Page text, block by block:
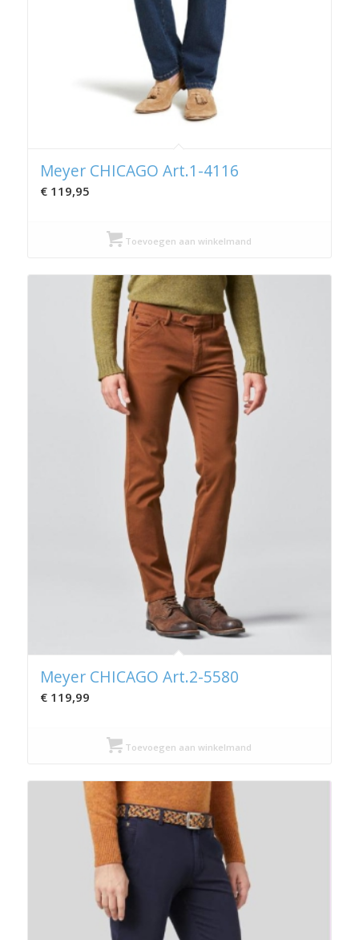
Meyer CHICAGO Art.1-4116
€119,95
Toevoegen aan winkelmand
Meyer CHICAGO Art.2-5580
€119,99
Toevoegen aan winkelmand